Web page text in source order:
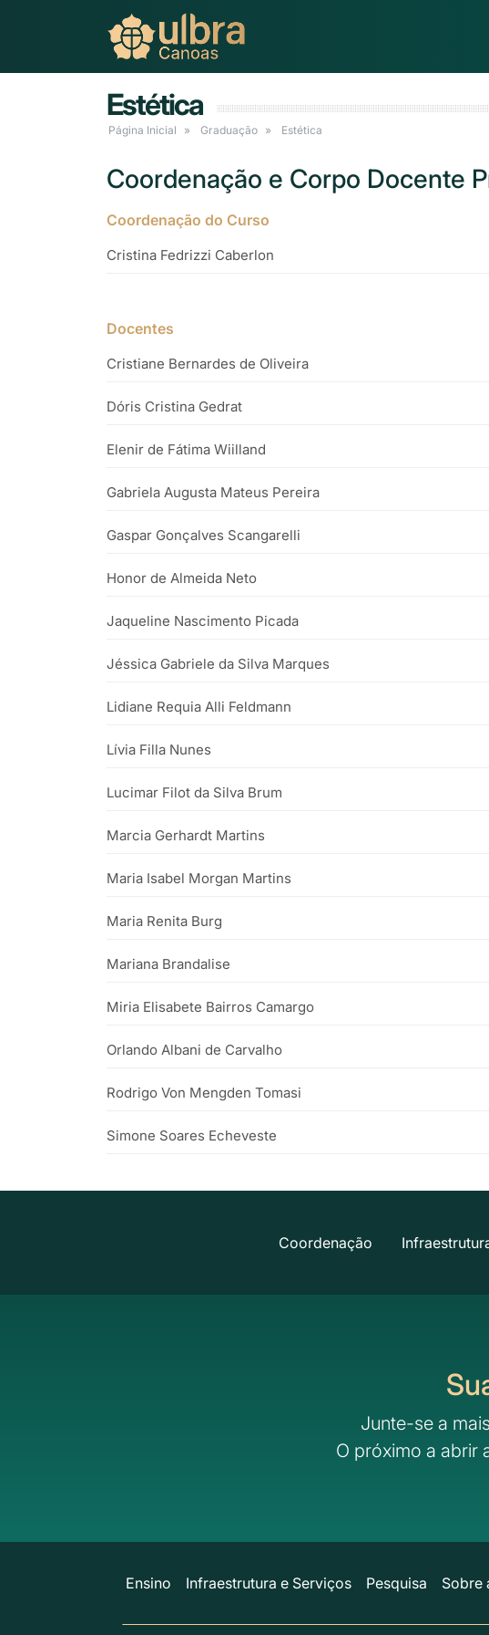
Estética
Página Inicial Graduação Estética
Coordenação e Corpo Docente
Coordenação do Curso
Cristina Fedrizzi Caberlon
Docentes
Cristiane Bernardes de Oliveira
Dóris Cristina Gedrat
Elenir de Fátima Wiilland
Gabriela Augusta Mateus Pereira
Gaspar Gonçalves Scangarelli
Honor de Almeida Neto
Jaqueline Nascimento Picada
Jéssica Gabriele da Silva Marques
Lidiane Requia Alli Feldmann
Lívia Filla Nunes
Lucimar Filot da Silva Brum
Marcia Gerhardt Martins
Maria Isabel Morgan Martins
Maria Renita Burg
Mariana Brandalise
Miria Elisabete Bairros Camargo
Orlando Albani de Carvalho
Rodrigo Von Mengden Tomasi
Simone Soares Echeveste
Coordenação
Junte-se a
O próximo a abrir
Ensino Infraestrutura e Serviços Pesquisa Sobre